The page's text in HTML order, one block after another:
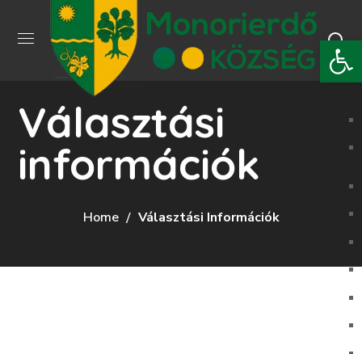
Választási
információk
Home Választási Információk